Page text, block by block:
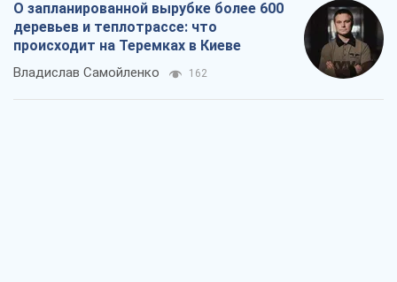
О запланированной вырубке более 600
деревьев и теплотрассе: что
происходит на Теремках в Киеве
Владислав Самойленко 162